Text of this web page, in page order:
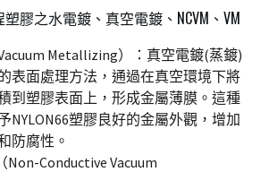
塑膠之水電鍍、真空電鍍、NCVM、VM
Vacuum Metallizing）：真空電鍍(蒸鍍)
表面處理方法，通過在真空環境下將
到塑膠表面上，形成金屬薄膜。這種
NYLON66塑膠良好的金屬外觀，增加
防腐性。
（Non-Conductive Vacuum